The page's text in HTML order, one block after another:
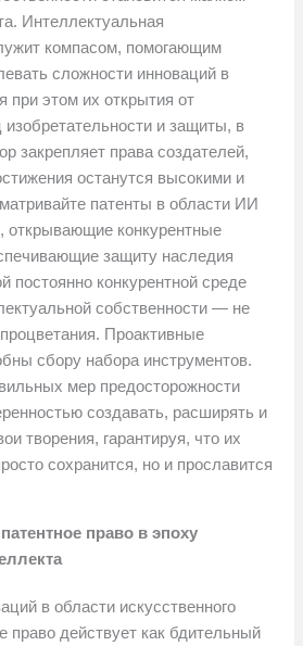
Интеллектуальная
компасом, помогающим
сложности инноваций в
этом их открытия от
изобретательности и защиты, в
закрепляет права создателей,
останутся высокими и
патенты в области ИИ
открывающие конкурентные
защиту наследия
постоянно конкурентной среде
собственности — не
Проактивные
сбору набора инструментов.
мер предосторожности
создавать, расширять и
творения, гарантируя, что их
сохранится, но и прославится
право в эпоху
в области искусственного
право действует как бдительный